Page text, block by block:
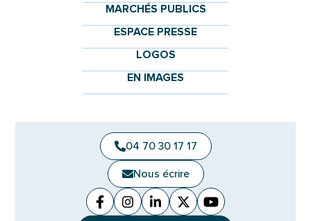
MARCHÉS PUBLICS
ESPACE PRESSE
LOGOS
EN IMAGES
04 70 30 17 17
Nous écrire
Facebook
(ouverture dans un nouvel onglet)
Instagram
(ouverture dans un nouvel
Linkedin
(ouverture dans un nouvel
X (Twitter)
(ouverture dans un
YouTube
(ouverture dans